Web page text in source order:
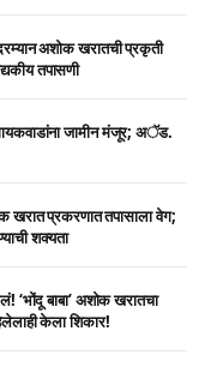
अशोक खरातची प्रकृती
तपासणी
जामीन मंजूर; अॅड.
प्रकरणात तपासाला वेग;
शक्यता
बाबा’ अशोक खरातचा
केला शिकार!